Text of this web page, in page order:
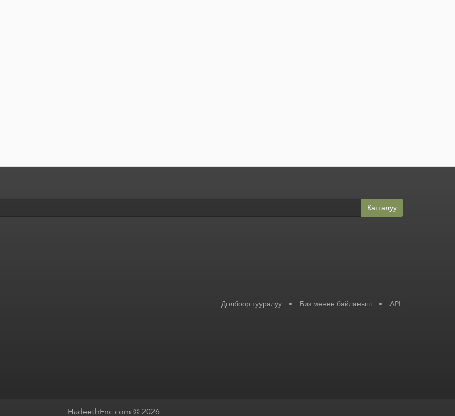
Катталуу
Долбоор тууралуу • Биз менен байланыш • API
HadeethEnc.com © 2026